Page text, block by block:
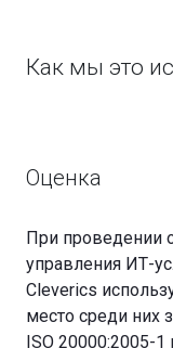
Как мы это
Оценка
При проведении
управления ИТ-
Cleverics
место среди них
ISO 20000:2005-